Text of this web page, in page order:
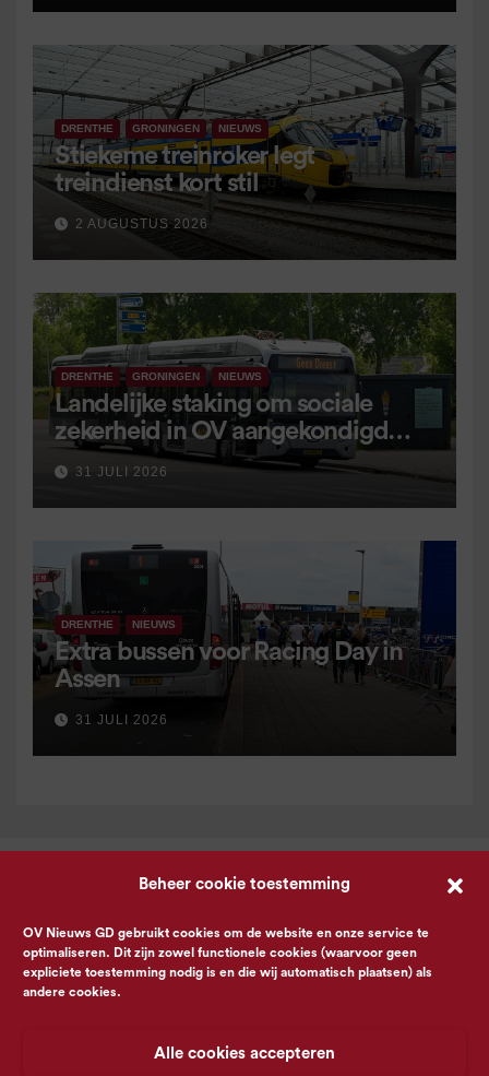
Beheer cookie toestemming
OV Nieuws GD gebruikt cookies om de website en onze service te
optimaliseren. Dit zijn zowel functionele cookies (waarvoor geen
expliciete toestemming nodig is en die wij automatisch plaatsen) als
andere cookies.
Alle cookies accepteren
DRENTHE GRONINGEN NIEUWS
Stiekeme treinroker legt
treindienst kort stil
2 AUGUSTUS 2026
DRENTHE GRONINGEN NIEUWS
Landelijke staking om sociale
zekerheid in OV aangekondigd
voor 9 september
31 JULI 2026
DRENTHE NIEUWS
Extra bussen voor Racing Day in
Assen
31 JULI 2026